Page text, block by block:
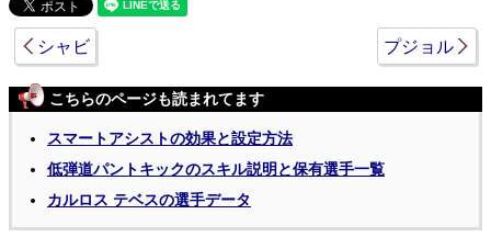
シャビ プジョル
こちらのページも読まれてます
スマートアシストの効果と設定方法
低弾道パントキックのスキル説明と保有選手一覧
カルロス テベスの選手データ